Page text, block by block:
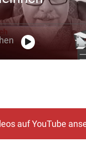
auf YouTube